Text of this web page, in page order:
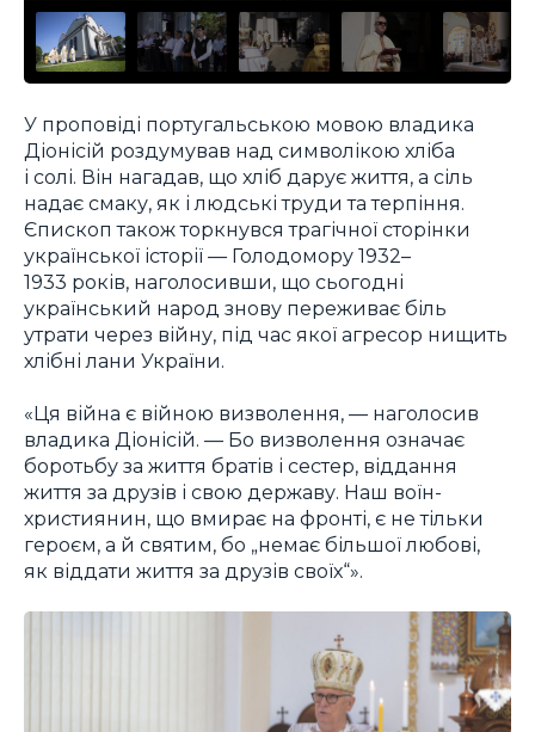
У проповіді португальською мовою владика
Діонісій роздумував над символікою хліба
і солі. Він нагадав, що хліб дарує життя, а сіль
надає смаку, як і людські труди та терпіння.
Єпископ також торкнувся трагічної сторінки
української історії — Голодомору 1932–
1933 років, наголосивши, що сьогодні
український народ знову переживає біль
утрати через війну, під час якої агресор нищить
хлібні лани України.
«Ця війна є війною визволення, — наголосив
владика Діонісій. — Бо визволення означає
боротьбу за життя братів і сестер, віддання
життя за друзів і свою державу. Наш воїн-
християнин, що вмирає на фронті, є не тільки
героєм, а й святим, бо „немає більшої любові,
як віддати життя за друзів своїх“».